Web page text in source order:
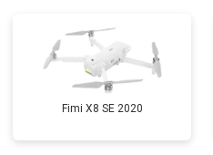
Fimi X8 SE 2020